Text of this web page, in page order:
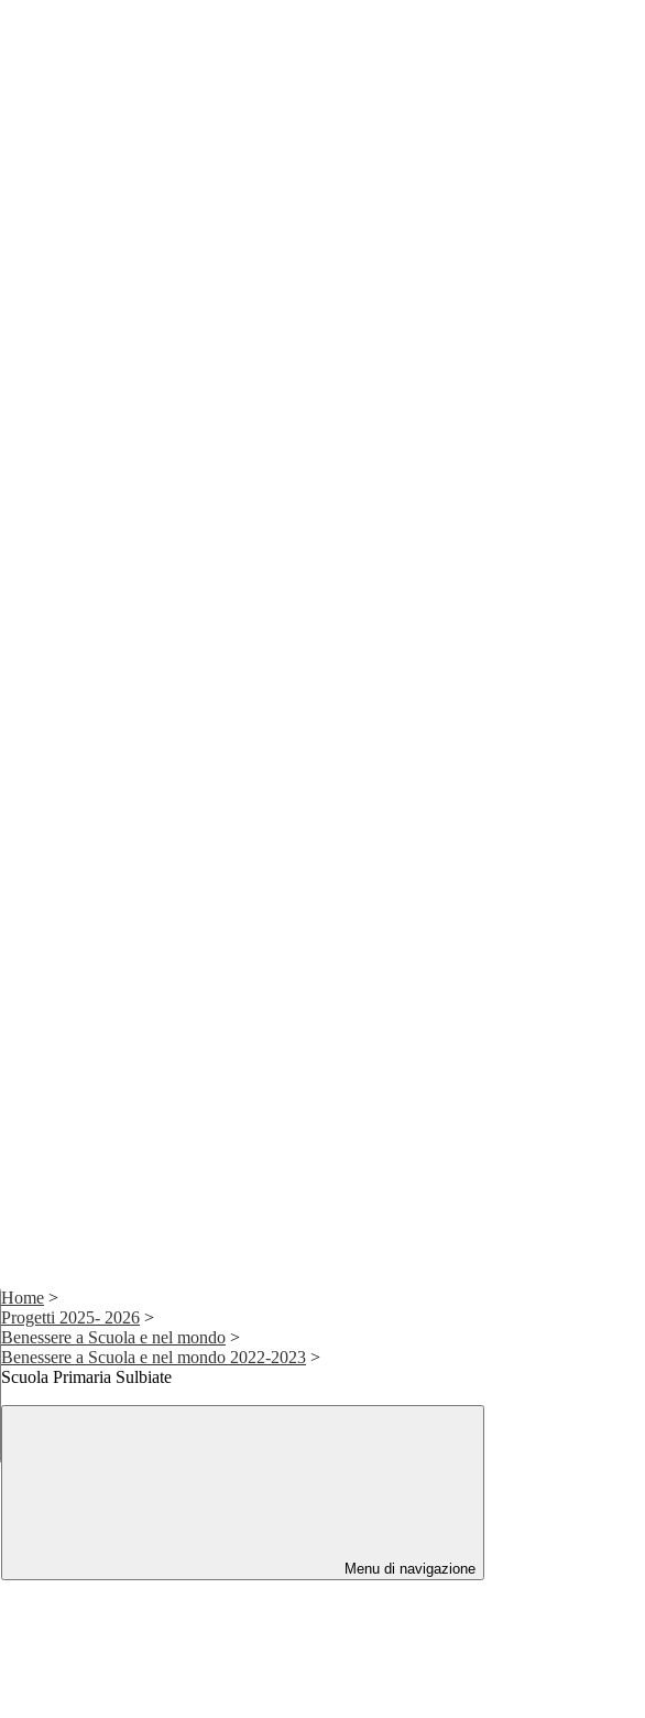
Home >
Progetti 2025- 2026 >
Benessere a Scuola e nel mondo >
Benessere a Scuola e nel mondo 2022-2023 >
Scuola Primaria Sulbiate
Menu di navigazione